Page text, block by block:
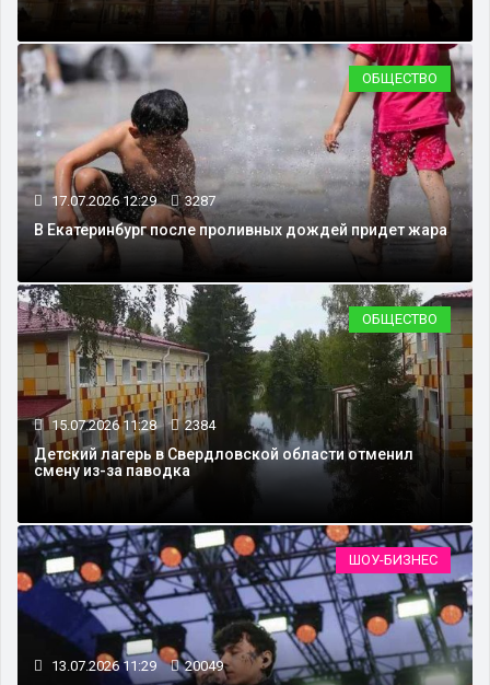
ОБЩЕСТВО
17.07.2026 12:29 3287
В Екатеринбург после проливных дождей придет жара
ОБЩЕСТВО
15.07.2026 11:28 2384
Детский лагерь в Свердловской области отменил
смену из-за паводка
ШОУ-БИЗНЕС
13.07.2026 11:29 20049